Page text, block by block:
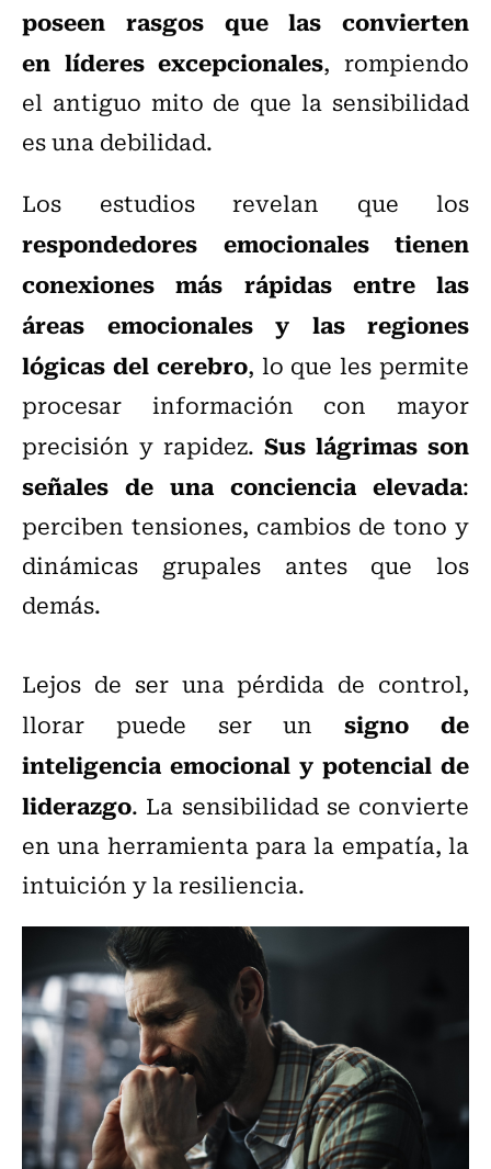
poseen rasgos que las convierten
en líderes excepcionales, rompiendo
el antiguo mito de que la sensibilidad
es una debilidad.
Los estudios revelan que los
respondedores emocionales tienen
conexiones más rápidas entre las
áreas emocionales y las regiones
lógicas del cerebro, lo que les permite
procesar información con mayor
precisión y rapidez. Sus lágrimas son
señales de una conciencia elevada:
perciben tensiones, cambios de tono y
dinámicas grupales antes que los
demás.
Lejos de ser una pérdida de control,
llorar puede ser un signo de
inteligencia emocional y potencial de
liderazgo. La sensibilidad se convierte
en una herramienta para la empatía, la
intuición y la resiliencia.